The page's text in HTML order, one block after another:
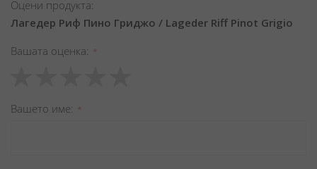
Оцени продукта:
Лагедер Риф Пино Гриджо / Lageder Riff Pinot Grigio
Вашата оценка
star
stars
stars
stars
stars
Вашето име